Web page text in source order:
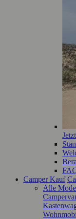
Camper Kauf
Alle